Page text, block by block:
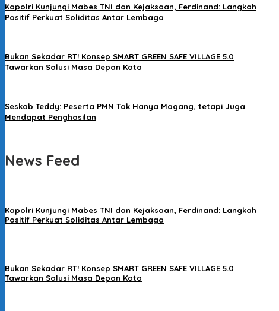
Kapolri Kunjungi Mabes TNI dan Kejaksaan, Ferdinand: Langkah
Positif Perkuat Soliditas Antar Lembaga
Bukan Sekadar RT! Konsep SMART GREEN SAFE VILLAGE 5.0
Tawarkan Solusi Masa Depan Kota
Seskab Teddy: Peserta PMN Tak Hanya Magang, tetapi Juga
Mendapat Penghasilan
News Feed
Kapolri Kunjungi Mabes TNI dan Kejaksaan, Ferdinand: Langkah
Positif Perkuat Soliditas Antar Lembaga
Bukan Sekadar RT! Konsep SMART GREEN SAFE VILLAGE 5.0
Tawarkan Solusi Masa Depan Kota